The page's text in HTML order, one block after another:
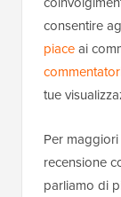
consentire
piaceai
tue
Per
recensione
parliamo di